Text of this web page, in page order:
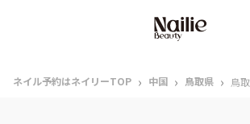
ネイル予約はネイリーTOP › 中国 › 鳥取県 › 鳥